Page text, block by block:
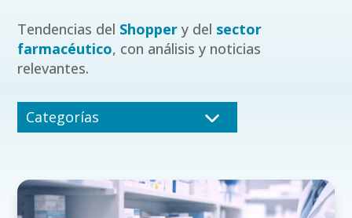
Tendencias del Shopper y del sector
farmacéutico, con análisis y noticias
relevantes.
Categorías